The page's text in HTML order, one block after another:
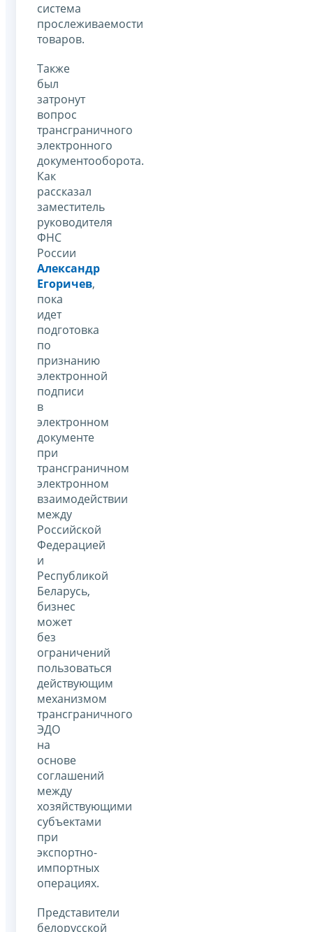
система
прослеживаемости
товаров.
Также
был
затронут
вопрос
трансграничного
электронного
документооборота.
Как
рассказал
заместитель
руководителя
ФНС
России
Александр
Егоричев,
пока
идет
подготовка
по
признанию
электронной
подписи
в
электронном
документе
при
трансграничном
электронном
взаимодействии
между
Российской
Федерацией
и
Республикой
Беларусь,
бизнес
может
без
ограничений
пользоваться
действующим
механизмом
трансграничного
ЭДО
на
основе
соглашений
между
хозяйствующими
субъектами
при
экспортно-
импортных
операциях.
Представители
белорусской